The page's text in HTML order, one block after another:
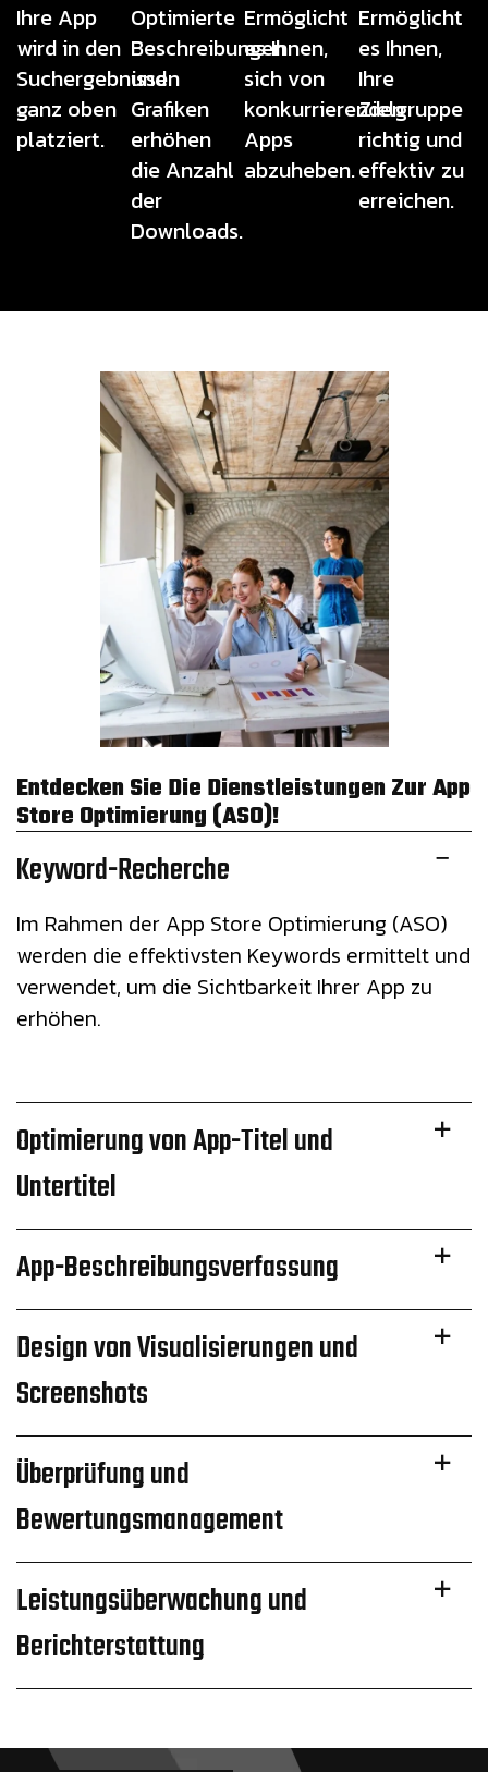
Ihre App
wird in den
Suchergebnissen
ganz oben
platziert.
Optimierte
Beschreibungen
und
Grafiken
erhöhen
die Anzahl
der
Downloads.
Ermöglicht
es Ihnen,
sich von
konkurrierenden
Apps
abzuheben.
Ermöglicht
es Ihnen,
Ihre
Zielgruppe
richtig und
effektiv zu
erreichen.
Entdecken Sie Die Dienstleistungen Zur App
Store Optimierung (ASO)!
Keyword-Recherche
Im Rahmen der App Store Optimierung (ASO)
werden die effektivsten Keywords ermittelt und
verwendet, um die Sichtbarkeit Ihrer App zu
erhöhen.
Optimierung von App-Titel und
Untertitel
App-Beschreibungsverfassung
Design von Visualisierungen und
Screenshots
Überprüfung und
Bewertungsmanagement
Leistungsüberwachung und
Berichterstattung